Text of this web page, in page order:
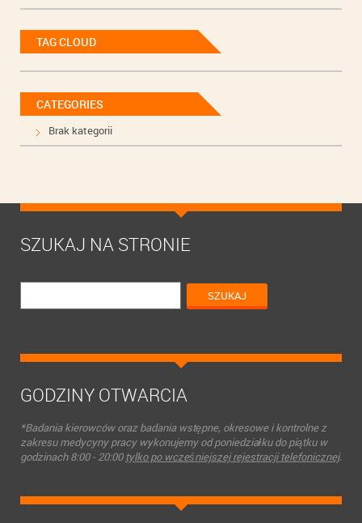
TAG CLOUD
CATEGORIES
Brak kategorii
SZUKAJ NA STRONIE
GODZINY OTWARCIA
*Badania kierowców oraz badania wstępne, okresowe i kontrolne z
zakresu medycyny pracy wykonujemy od poniedziałku do piątku w
godzinach 8:00 - 20:00 tylko po wcześniejszej rejestracji telefonicznej.